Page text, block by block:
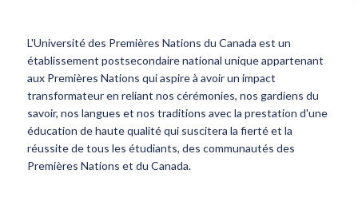
L'Université des Premières Nations du Canada est un
établissement postsecondaire national unique appartenant
aux Premières Nations qui aspire à avoir un impact
transformateur en reliant nos cérémonies, nos gardiens du
savoir, nos langues et nos traditions avec la prestation d'une
éducation de haute qualité qui suscitera la fierté et la
réussite de tous les étudiants, des communautés des
Premières Nations et du Canada.